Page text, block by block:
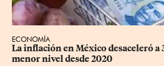
ECONOMÍA
La inflación en México desaceleró a
menor nivel desde 2020